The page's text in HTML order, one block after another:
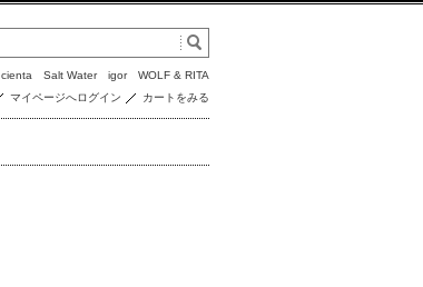
cienta Salt Water igor
WOLF & RITA
マイページへログイン
カートをみる